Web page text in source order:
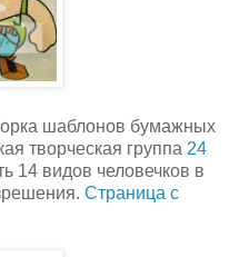
шаблонов бумажных
творческая группа 24
14 видов человечков в
Страница с